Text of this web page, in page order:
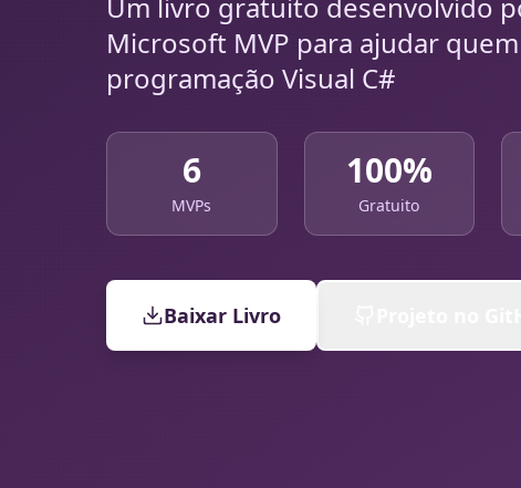
Microsoft MVP para ajudar
programação Visual C#
6
MVPs
100%
Gratuito
Baixar Livro